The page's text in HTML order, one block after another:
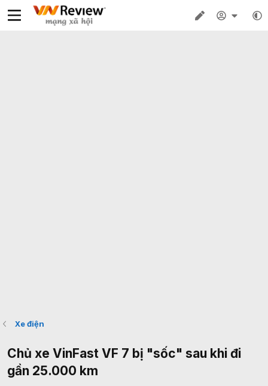
Xe điện
Chủ xe VinFast VF 7 bị "sốc" sau khi đi
gần 25.000 km